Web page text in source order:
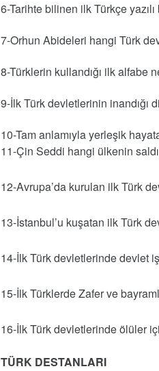
6-Tarihte bilinen ilk Türkçe
7-Orhun Abideleri hangi Türk
8-Türklerin kullandığı ilk alfabe
9-İlk Türk devletlerinin inandığı
10-Tam anlamıyla yerleşik
11-Çin Seddi hangi ülkenin
12-Avrupa’da kurulan ilk Türk
13-İstanbul’u kuşatan ilk Türk
14-İlk Türk devletlerinde devlet
15-İlk Türklerde Zafer ve
16-İlk Türk devletlerinde ölüler
TÜRK DESTANLARI